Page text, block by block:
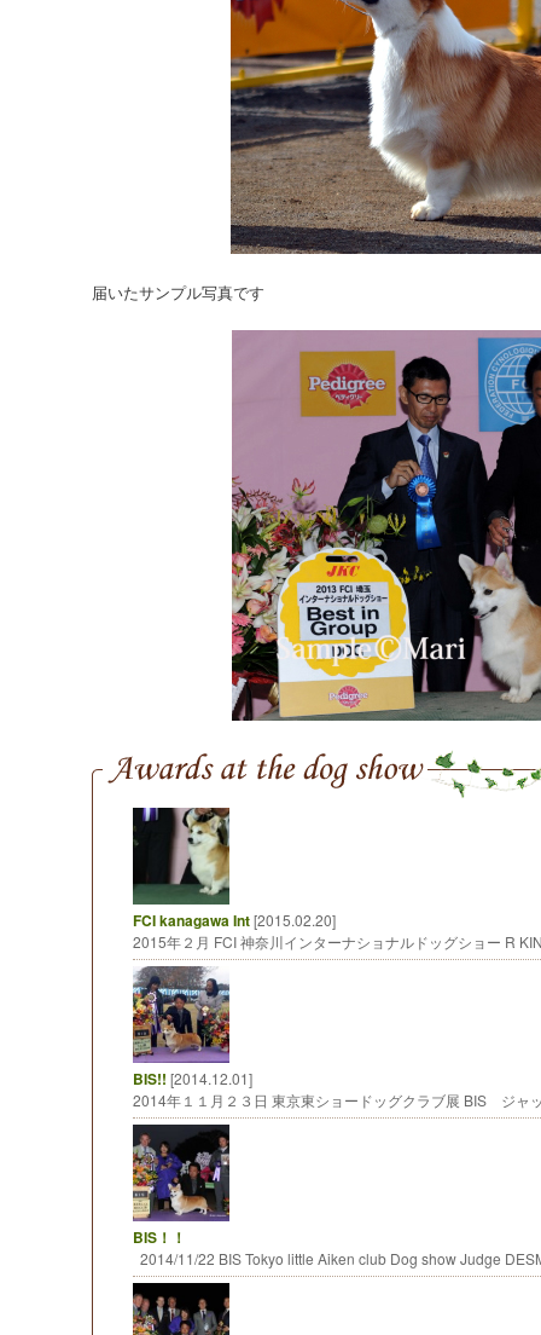
届いたサンプル写真です
FCI kanagawa Int[2015.02.20]
2015年２月 FCI 神奈川インターナショナルドッグショー R
BIS!! [2014.12.01]
2014年１１月２３日 東京東ショードッグクラブ展 BIS ジ
BIS！！
2014/11/22 BIS Tokyo little Aiken club Dog show Judge